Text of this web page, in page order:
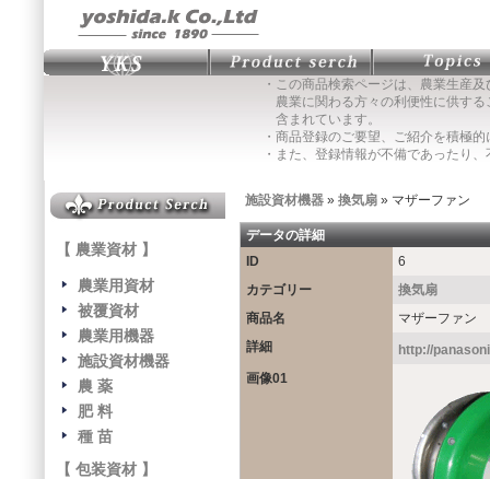
・この商品検索ページは、農業生産
農業に関わる方々の利便性に供する
含まれています。
・商品登録のご要望、ご紹介を積極
・また、登録情報が不備であったり
【 農業資材 】
農業用資材
被覆資材
農業用機器
施設資材機器
農 薬
肥 料
種 苗
【 包装資材 】
施設資材機器 » 換気扇 » マザーファン
データの詳細
ID
6
カテゴリー
換気扇
商品名
マザーファン
詳細
http://
画像01